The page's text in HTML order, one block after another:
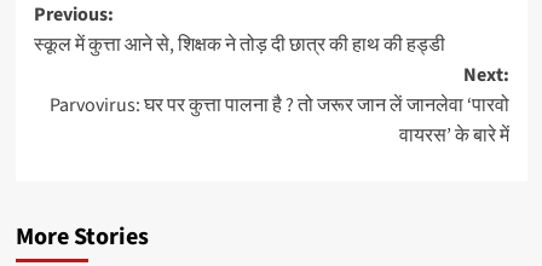
Previous:
स्कूल में कुत्ता आने से, शिक्षक ने तोड़ दी छात्र की हाथ की हड्डी
Next:
Parvovirus: घर पर कुत्ता पालना है ? तो जरूर जान लें जानलेवा ‘पारवो
वायरस’ के बारे में
More Stories